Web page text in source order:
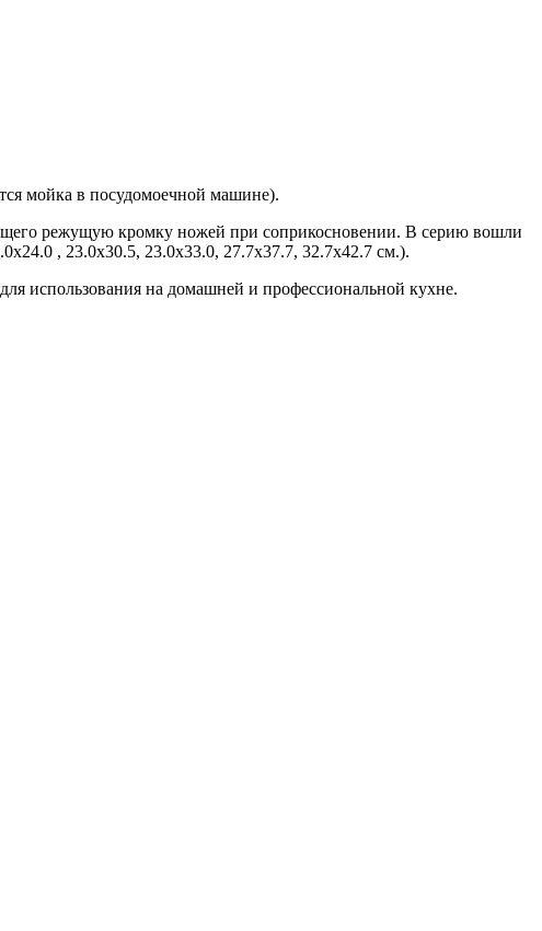
мойка в посудомоечной машине).
режущую кромку ножей при соприкосновении. В серию вошли
, 23.0х30.5, 23.0х33.0, 27.7х37.7, 32.7х42.7 см.).
использования на домашней и профессиональной кухне.